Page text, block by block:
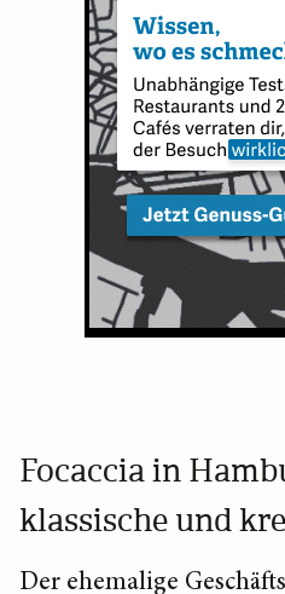
Focaccia in
klassische und
Der ehemalige